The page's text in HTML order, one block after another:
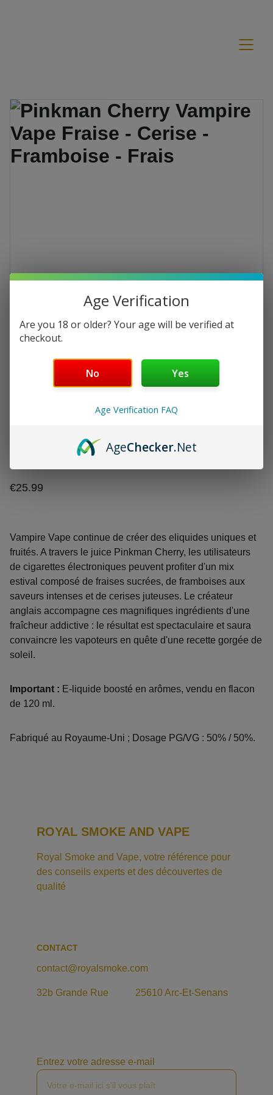
Pinkman Cherry Vampire
Vape Fraise - Cerise -
Framboise - Frais
€25.99
Vampire Vape continue de créer des eliquides uniques et
fruités. A travers le juice Pinkman Cherry, les utilisateurs
de cigarettes électroniques peuvent profiter d'un mix
estival composé de fraises sucrées, de framboises aux
saveurs intenses et de cerises juteuses. Le créateur
anglais accompagne ces magnifiques ingrédients d'une
fraîcheur addictive : le résultat est spectaculaire et saura
convaincre les vapoteurs en quête d'une recette gorgée de
soleil.
Important : E-liquide boosté en arômes, vendu en flacon
de 120 ml.
Fabriqué au Royaume-Uni ; Dosage PG/VG : 50% / 50%.
ROYAL SMOKE AND VAPE
Royal Smoke and Vape, votre référence pour
des conseils experts et des découvertes de
qualité
CONTACT
contact@royalsmoke.com
Entrez votre adresse e-mail
32b Grande Rue           25610 Arc-Et-Senans
Age Verification
Are you 18 or older? Your age will be verified at
checkout.
No Yes
Age Verification FAQ
AgeChecker.Net